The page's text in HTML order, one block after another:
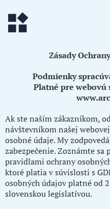
Zásady
Podmienky
Platné pre webovú
Ak ste naším zákazníkom,
návštevníkom našej
osobné údaje. My
zabezpečenie. Zoznámte
pravidlami ochrany
ktoré platia v súvislosti s
osobných údajov platné od
slovenskou legislatívou.